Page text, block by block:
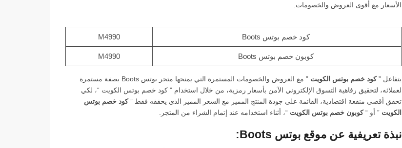
الأسعار مع أقوى العروض والخصومات.
كود خصم بوتس Boots M4990
كوبون خصم بوتس Boots M4990
يتفاعل ”كود خصم بوتس الكويت
” مع العروض والخصومات المستمرة التي يمنحها متجر بوتس Boots بصفة مستمرة
لعملائه، لتحقيق رفاهية التسوق الإلكتروني الآمن بأسعار رمزية، من خلال استخدام ” كود خصم بوتس الكويت “، لكي
تحقق أقصى منفعة اقتصادية، القائمة على جودة المنتج المميز مع السعر المميز الذي يحققه فقط ”كود خصم بوتس
الكويت ” أو “كوبون خصم بوتس الكويت “، أثناء استخدامه عند إتمام الشراء من المتجر.
نبذة تعريفية عن موقع بوتس Boots: